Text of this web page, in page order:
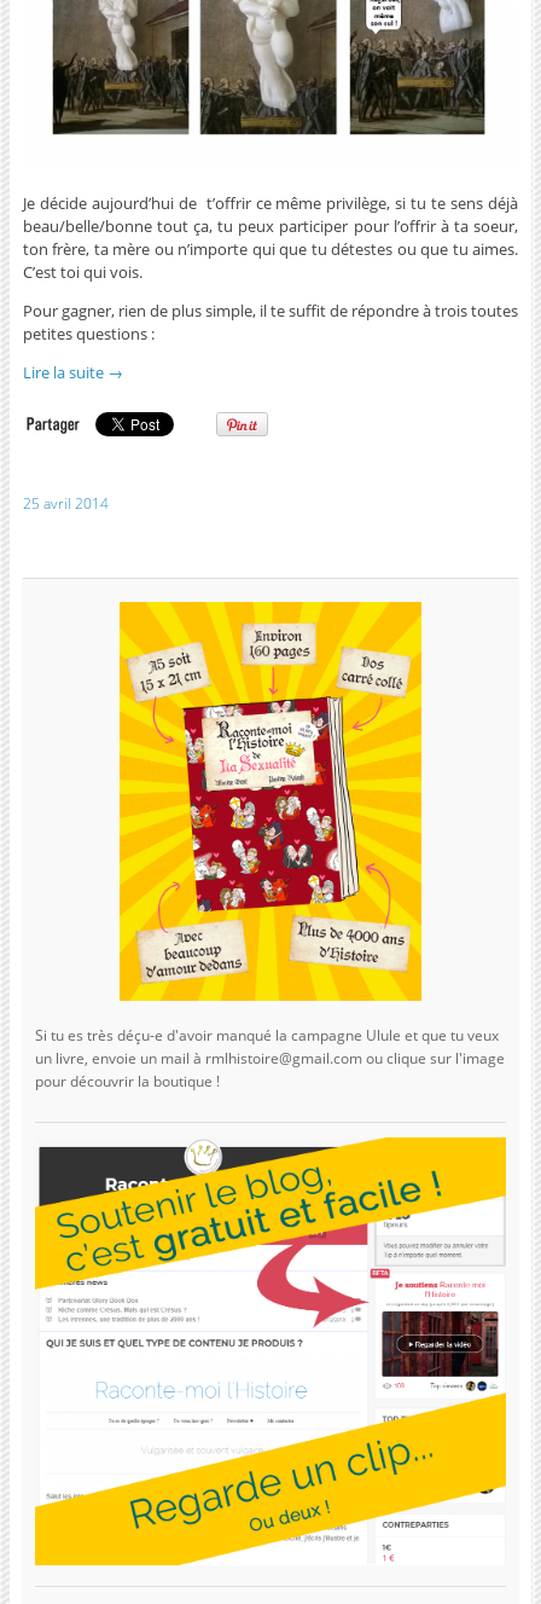
Je décide aujourd’hui de t’offrir ce même privilège, si tu te sens déjà
beau/belle/bonne tout ça, tu peux participer pour l’offrir à ta soeur,
ton frère, ta mère ou n’importe qui que tu détestes ou que tu aimes.
C’est toi qui vois.
Pour gagner, rien de plus simple, il te suffit de répondre à trois toutes
petites questions :
Lire la suite →
25 avril 2014
Si tu es très déçu-e d'avoir manqué la campagne Ulule et que tu veux
un livre, envoie un mail à rmlhistoire@gmail.com ou clique sur l'image
pour découvrir la boutique !